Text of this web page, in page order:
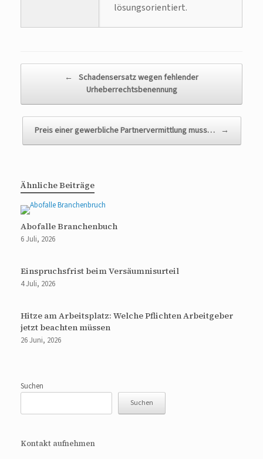
lösungsorientiert.
← Schadensersatz wegen fehlender
Urheberrechtsbenennung
Preis einer gewerbliche Partnervermittlung muss… →
Ähnliche Beiträge
Abofalle Branchenbuch
6 Juli, 2026
Einspruchsfrist beim Versäumnisurteil
4 Juli, 2026
Hitze am Arbeitsplatz: Welche Pflichten Arbeitgeber
jetzt beachten müssen
26 Juni, 2026
Suchen
Suchen
Kontakt aufnehmen